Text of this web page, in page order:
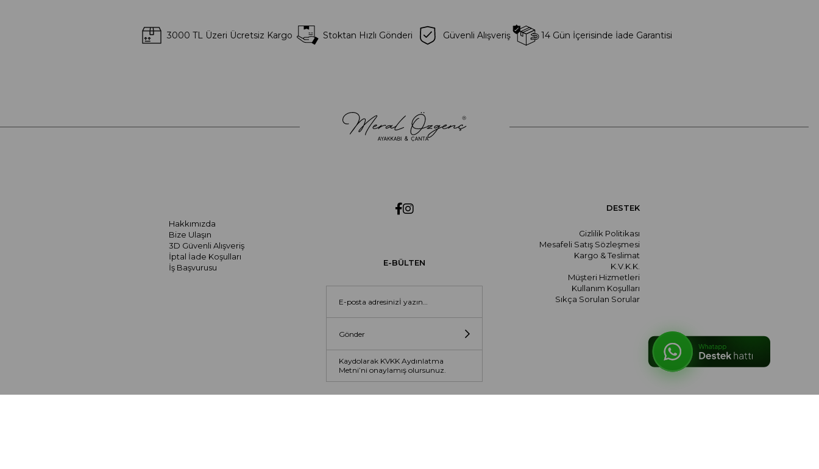
3000 TL Üzeri Ücretsiz Kargo Stoktan Hızlı Gönderi Güvenli Alışveriş 14 Gün İçerisinde İade Garantisi
Hakkımızda
Bize Ulaşın
3D Güvenli Alışveriş
İptal İade Koşulları
İş Başvurusu
E-BÜLTEN
Gönder
Kaydolarak KVKK Aydınlatma
Metni’ni onaylamış olursunuz.
DESTEK
Gizlilik Politikası
Mesafeli Satış Sözleşmesi
Kargo & Teslimat
K.V.K.K.
Müşteri Hizmetleri
Kullanım Koşulları
Sıkça Sorulan Sorular